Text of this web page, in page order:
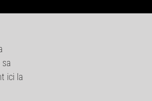
ici la